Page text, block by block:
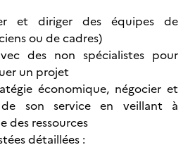
et diriger des équipes de
ou de cadres)
des non spécialistes pour
un projet
économique, négocier et
son service en veillant à
des ressources
détaillées :